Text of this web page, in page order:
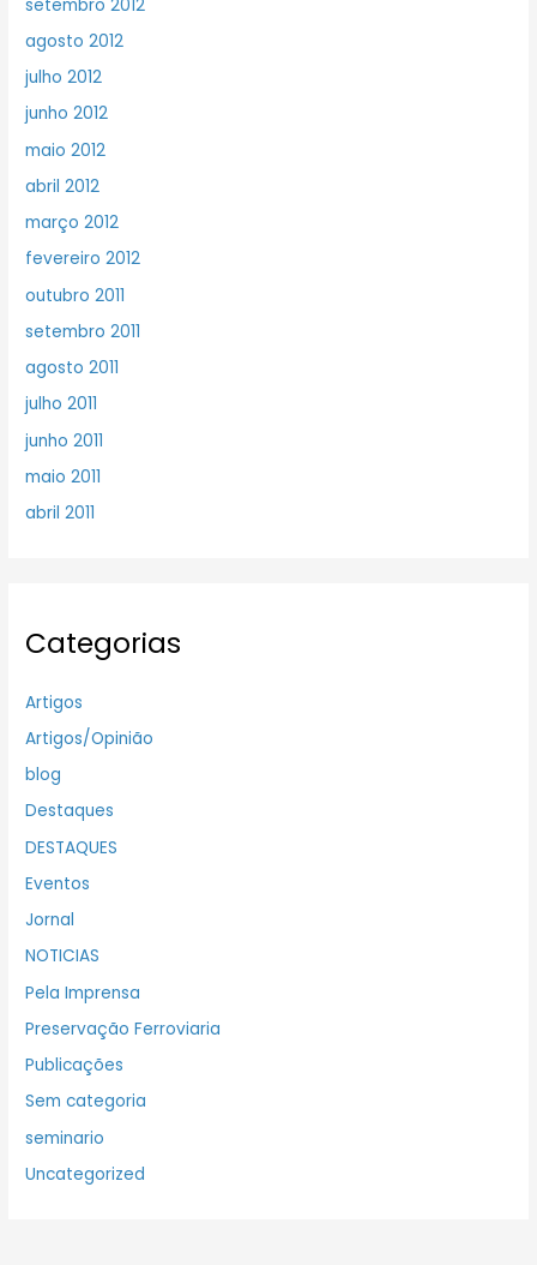
setembro 2012
agosto 2012
julho 2012
junho 2012
maio 2012
abril 2012
março 2012
fevereiro 2012
outubro 2011
setembro 2011
agosto 2011
julho 2011
junho 2011
maio 2011
abril 2011
Categorias
Artigos
Artigos/Opinião
blog
Destaques
DESTAQUES
Eventos
Jornal
NOTICIAS
Pela Imprensa
Preservação Ferroviaria
Publicações
Sem categoria
seminario
Uncategorized